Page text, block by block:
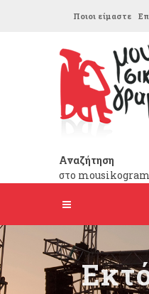
Ποιοι είμαστε
Αναζήτηση
στο